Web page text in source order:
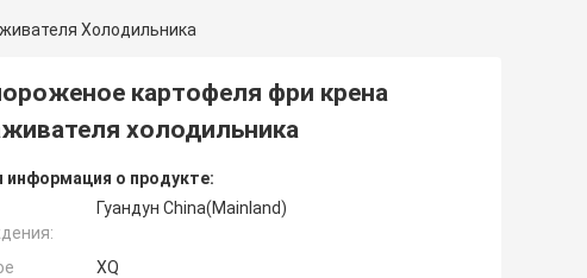
Холодильника
картофеля фри крена
холодильника
информация о продукте:
Гуандун China(Mainland)
XQ